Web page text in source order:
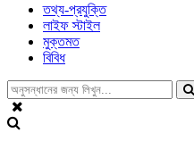
তথ্য-প্রযুক্তি
লাইফ স্টাইল
মুক্তমত
বিবিধ